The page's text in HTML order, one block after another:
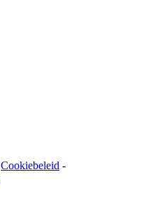
Cookiebeleid -